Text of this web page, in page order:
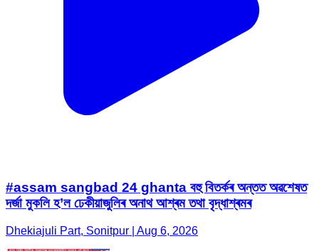
#assam sangbad 24 ghanta বহু বিতৰ্কৰ অন্তত অৱশেষত
দৰ্জা মুকলি হ’ল ঢেকীয়াজুলিৰ অনাথ আশ্ৰম তথা বৃদ্ধাশ্ৰমৰ
Dhekiajuli Part, Sonitpur | Aug 6, 2026